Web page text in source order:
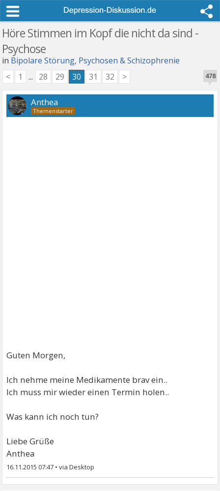
Höre Stimmen im Kopf die nicht da sind -
Psychose
in Bipolare Störung, Psychosen & Schizophrenie
478
< 1 ... 28 29 30 31 32 >
Anthea
Guten Morgen,
Ich nehme meine Medikamente brav ein..
Ich muss mir wieder einen Termin holen..
Was kann ich noch tun?
Liebe Grüße
Anthea
16.11.2015 07:47 •